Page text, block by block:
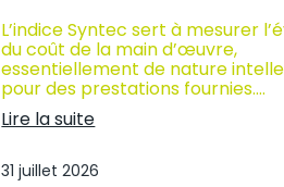
r
e
s
d
a
n
l
e
L’indice Syntec sert à mesurer
du coût de la main d’œuvre,
essentiellement de nature
pour des prestations fournies.…
Lire la suite
n
31 juillet 2026